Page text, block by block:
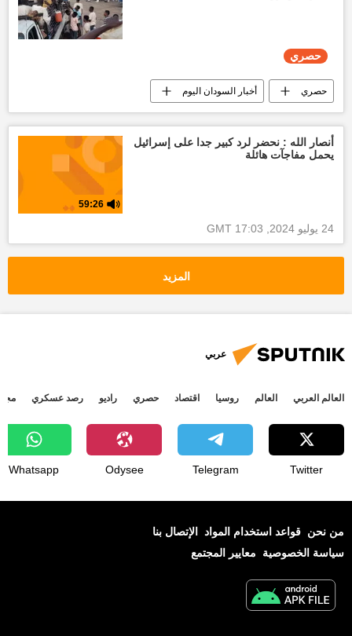
حصري
حصري أخبار السودان اليوم
أخبار الشرق الأوسط غزة
أنصار الله : نحضر لرد كبير جدا على إسرائيل
يحمل مفاجآت هائلة
59:26
24 يوليو 2024, 17:03 GMT
المزيد
عربي
العالم العربي العالم روسيا اقتصاد حصري راديو رصد عسكري
Twitter
Telegram
Odysee
Whatsapp
من نحن قواعد استخدام المواد
الإتصال بنا
سياسة الخصوصية
معايير المجتمع